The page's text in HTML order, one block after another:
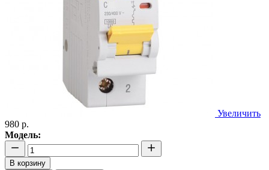
Увеличить
980 р.
Модель:
В корзину